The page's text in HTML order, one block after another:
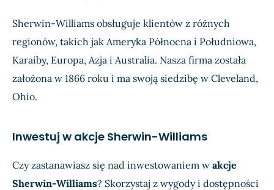
Sherwin-Williams obsługuje klientów z różnych
regionów, takich jak Ameryka Północna i Południowa,
Karaiby, Europa, Azja i Australia. Nasza firma została
założona w 1866 roku i ma swoją siedzibę w Cleveland,
Ohio.
Inwestuj w akcje Sherwin-Williams
Czy zastanawiasz się nad inwestowaniem w akcje
Sherwin-Williams? Skorzystaj z wygody i dostępności